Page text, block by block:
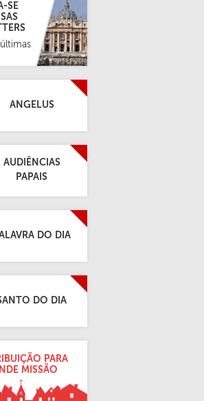
SE
ANGELUS
AUDIÊNCIAS
PAPAIS
DO DIA
DO DIA
PARA
MISSÃO